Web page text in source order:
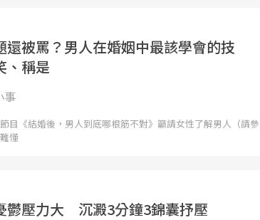
還被罵？男人在婚姻中最該學會的技
、稱是
事
目《結婚後，男人到底哪根筋不對》籲請女性了解男人（請參
懂
鬱壓力大 沉澱3分鐘3錦囊抒壓